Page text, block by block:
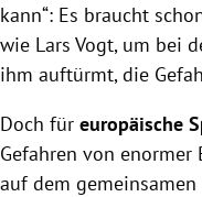
kann“: Es braucht
wie Lars Vogt, um bei
ihm auftürmt, die
Doch für europäische
Gefahren von
auf dem gemeinsamen